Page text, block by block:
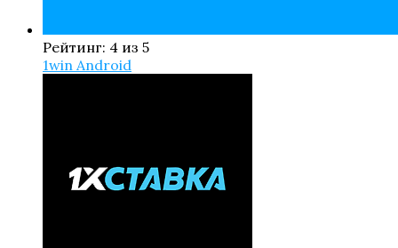
Рейтинг: 4 из 5
1win Android